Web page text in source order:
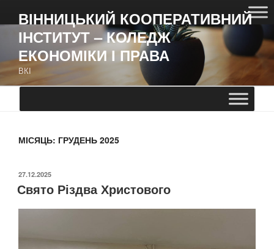
ВІННИЦЬКИЙ КООПЕРАТИВНИЙ
ІНСТИТУТ – КОЛЕДЖ
ЕКОНОМІКИ І ПРАВА
ВКІ
МІСЯЦЬ: ГРУДЕНЬ 2025
27.12.2025
Свято Різдва Христового